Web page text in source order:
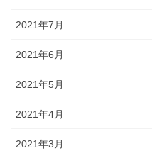
2021年7月
2021年6月
2021年5月
2021年4月
2021年3月